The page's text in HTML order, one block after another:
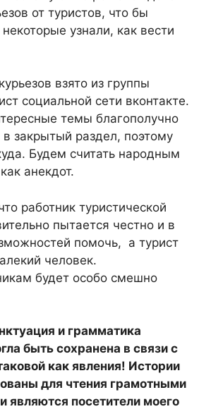
от туристов, что бы
узнали, как вести
взято из группы
социальной сети вконтакте.
темы благополучно
в закрытый раздел, поэтому
Будем считать народным
анекдот.
работник туристической
пытается честно и в
помочь, а турист
человек.
будет особо смешно
и грамматика
быть сохранена в связи с
как явления! Истории
для чтения грамотными
являются посетители моего